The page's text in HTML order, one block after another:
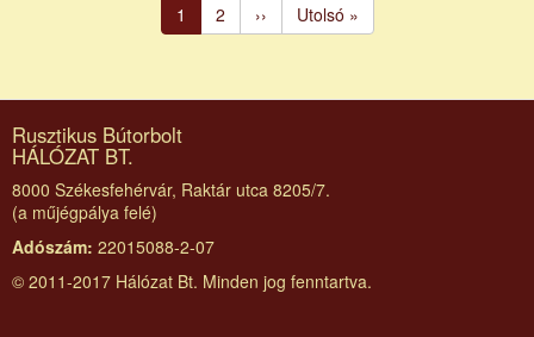
Jelenlegi
oldal
1 Page
2
Következő
oldal
››
Utolsó
oldal
Utolsó »
Rusztikus Bútorbolt
HÁLÓZAT BT.
8000 Székesfehérvár, Raktár utca 8205/7.
(a műjégpálya felé)
Adószám: 22015088-2-07
© 2011-2017 Hálózat Bt. Minden jog fenntartva.